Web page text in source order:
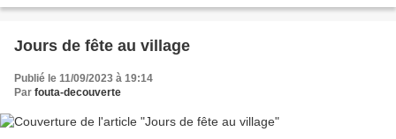
Jours de fête au village
Publié le 11/09/2023 à 19:14
Par fouta-decouverte